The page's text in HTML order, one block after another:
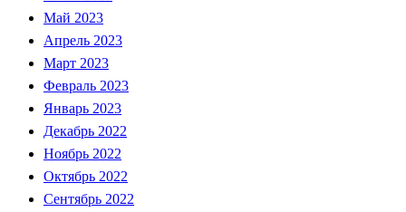
Май 2023
Апрель 2023
Март 2023
Февраль 2023
Январь 2023
Декабрь 2022
Ноябрь 2022
Октябрь 2022
Сентябрь 2022